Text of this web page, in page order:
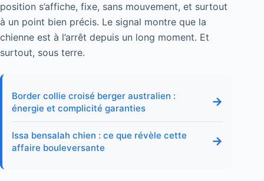
position s’affiche, fixe, sans mouvement, et surtout
à un point bien précis. Le signal montre que la
chienne est à l’arrêt depuis un long moment. Et
surtout, sous terre.
Border collie croisé berger australien :
énergie et complicité garanties
→
Issa bensalah chien : ce que révèle cette
affaire bouleversante
→